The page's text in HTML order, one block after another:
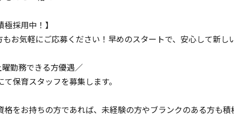
採用中！】
お気軽にご応募ください！早めのスタートで、安心して新し
勤務できる方優遇／
保育スタッフを募集します。
をお持ちの方であれば、未経験の方やブランクのある方も積